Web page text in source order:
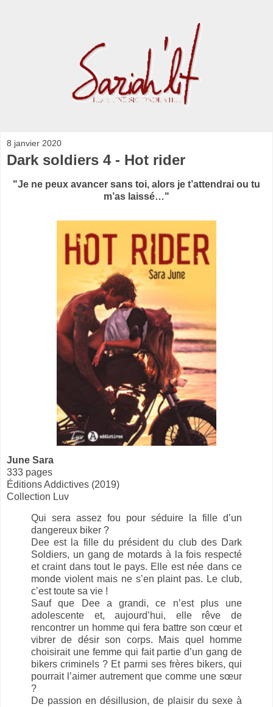
8 janvier 2020
Dark soldiers 4 - Hot rider
"Je ne peux avancer sans toi, alors je t’attendrai ou tu
m’as laissé…"
June Sara
333 pages
Éditions Addictives (2019)
Collection Luv
Qui sera assez fou pour séduire la fille d’un
dangereux biker ?
Dee est la fille du président du club des Dark
Soldiers, un gang de motards à la fois respecté
et craint dans tout le pays. Elle est née dans ce
monde violent mais ne s’en plaint pas. Le club,
c’est toute sa vie !
Sauf que Dee a grandi, ce n’est plus une
adolescente et, aujourd’hui, elle rêve de
rencontrer un homme qui fera battre son cœur et
vibrer de désir son corps. Mais quel homme
choisirait une femme qui fait partie d’un gang de
bikers criminels ? Et parmi ses frères bikers, qui
pourrait l’aimer autrement que comme une sœur
?
De passion en désillusion, de plaisir du sexe à